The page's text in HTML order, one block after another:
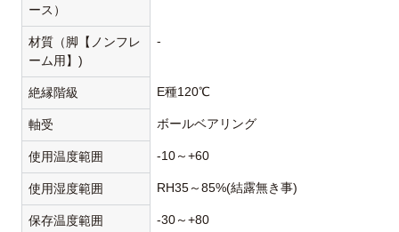
ース）
材質（脚【ノンフレ
ーム用】)
-
絶縁階級 E種120℃
軸受 ボールベアリング
使用温度範囲 -10～+60
使用湿度範囲 RH35～85%(結露無き事)
保存温度範囲 -30～+80